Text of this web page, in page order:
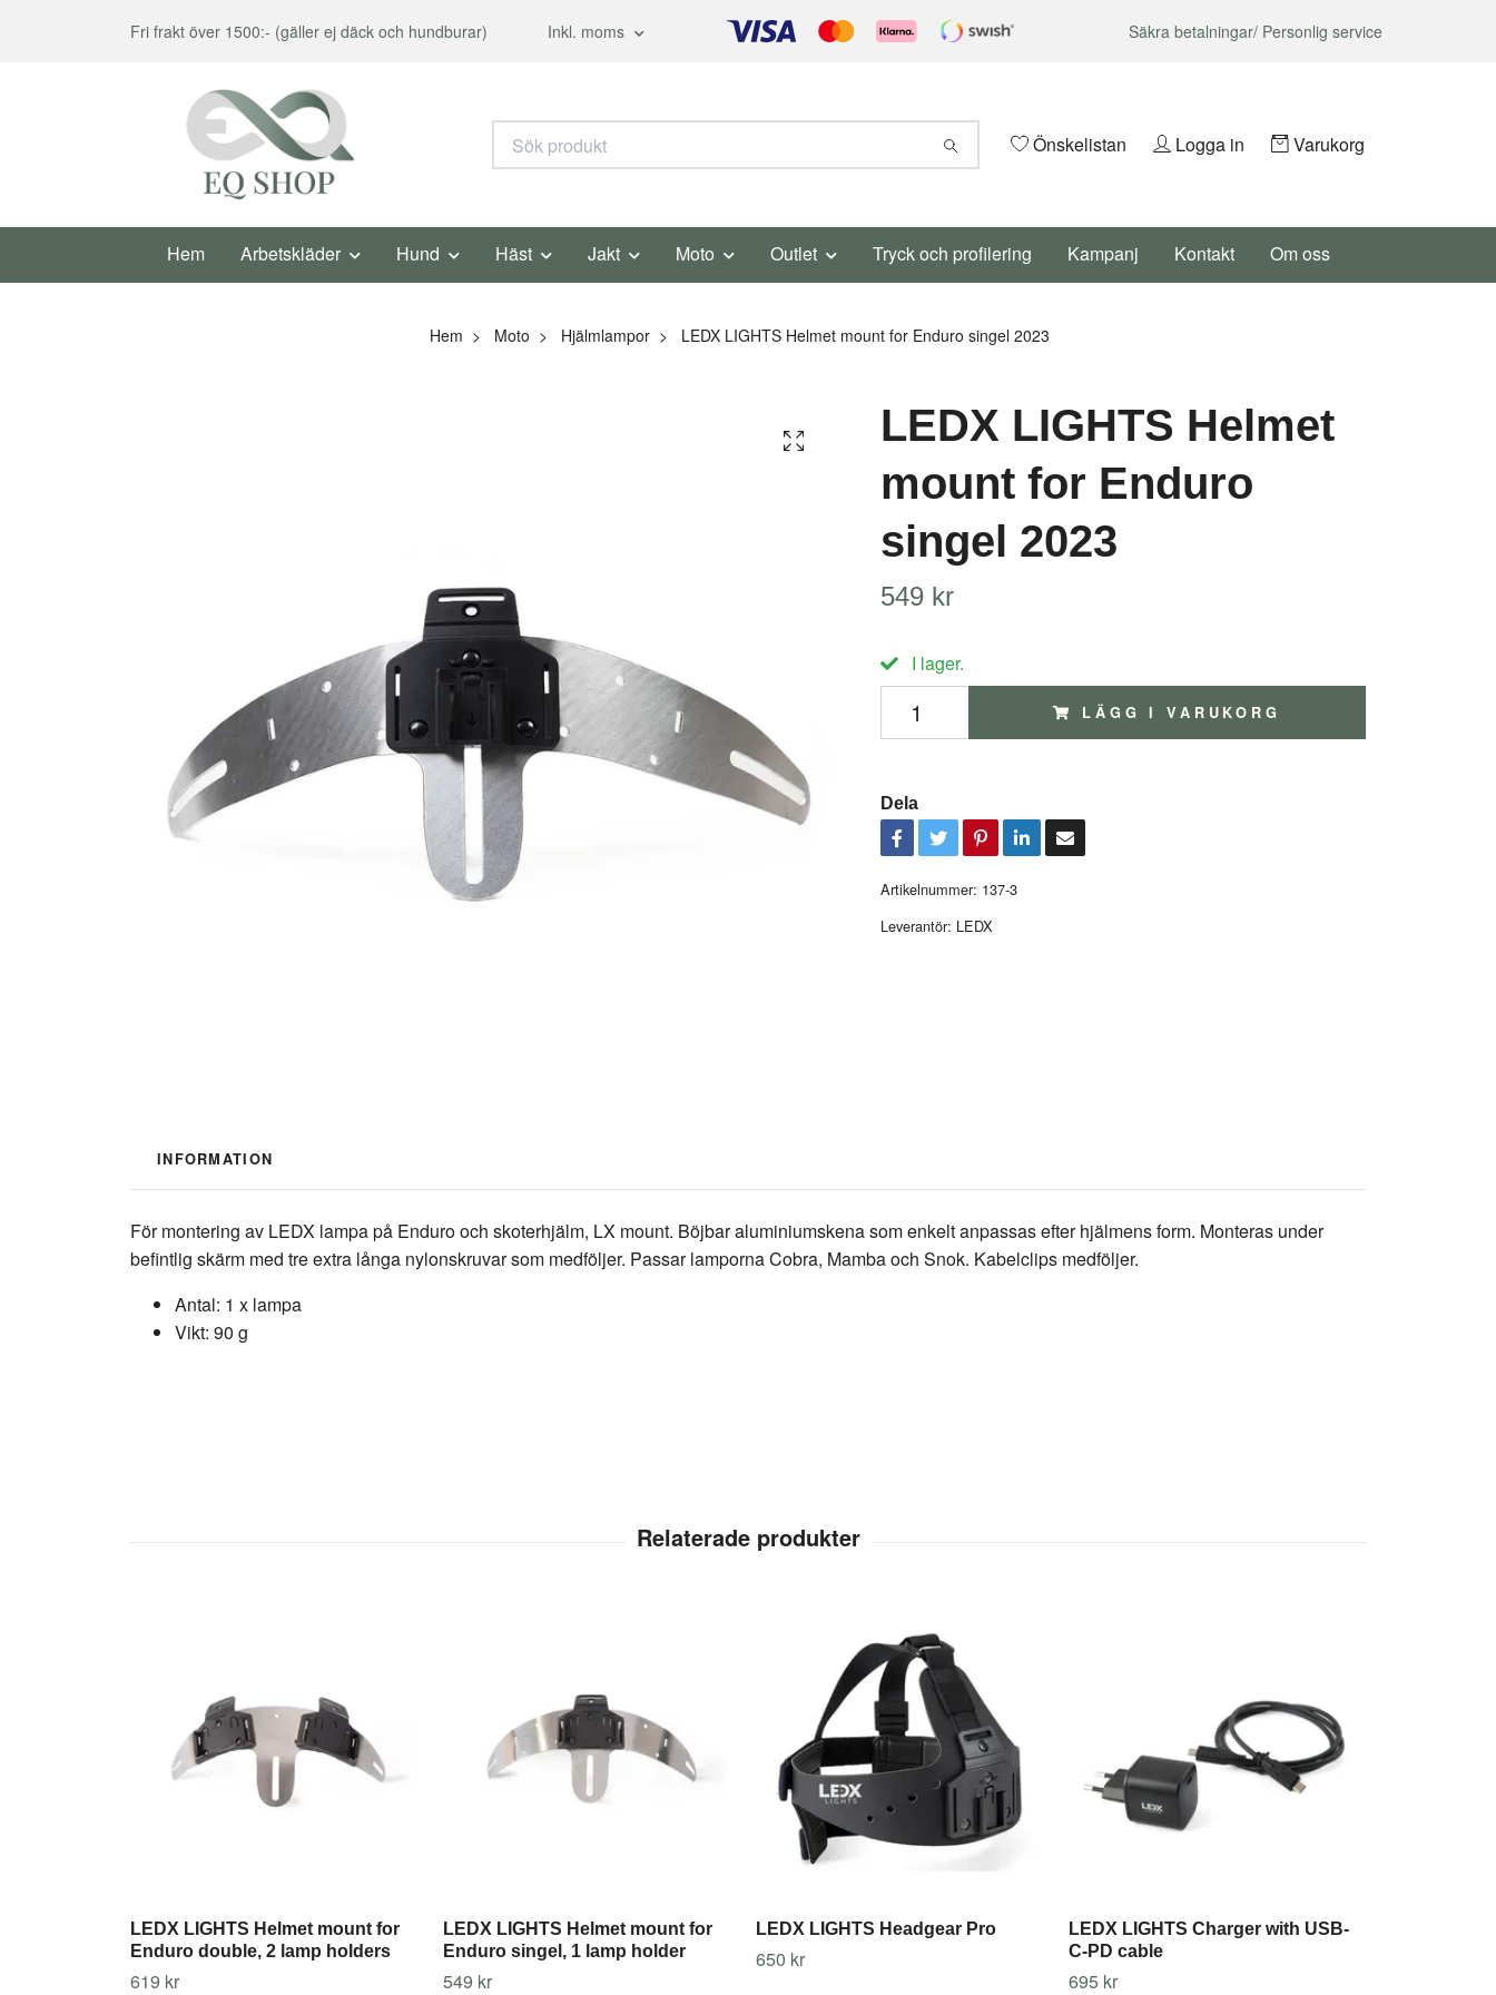
Fri frakt över 1500:- (gäller ej däck och hundburar) Inkl. moms Säkra betalningar/ Personlig service
Önskelistan Logga in Varukorg
Hem Arbetskläder Hund Häst Jakt Moto Outlet Tryck och profilering Kampanj Kontakt Om oss
Hem Moto Hjälmlampor LEDX LIGHTS Helmet mount for Enduro singel 2023
LEDX LIGHTS Helmet
mount for Enduro
singel 2023
549 kr
I lager.
LÄGG I VARUKORG
Dela
Artikelnummer: 137-3
Leverantör: LEDX
INFORMATION
För montering av LEDX lampa på Enduro och skoterhjälm, LX mount. Böjbar aluminiumskena som enkelt anpassas efter hjälmens form. Monteras under
befintlig skärm med tre extra långa nylonskruvar som medföljer. Passar lamporna Cobra, Mamba och Snok. Kabelclips medföljer.
Antal: 1 x lampa
Vikt: 90 g
LEDX LIGHTS Helmet mount for
Enduro double, 2 lamp holders
619 kr
LEDX LIGHTS Helmet mount for
Enduro singel, 1 lamp holder
549 kr
LEDX LIGHTS Headgear Pro
650 kr
LEDX LIGHTS Charger with USB-
C-PD cable
695 kr